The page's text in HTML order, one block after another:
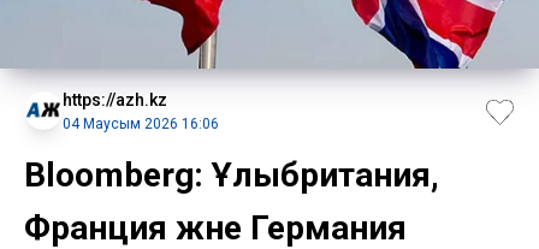
https://azh.kz
04 Маусым 2026 16:06
Bloomberg: Ұлыбритания,
Франция және Германия